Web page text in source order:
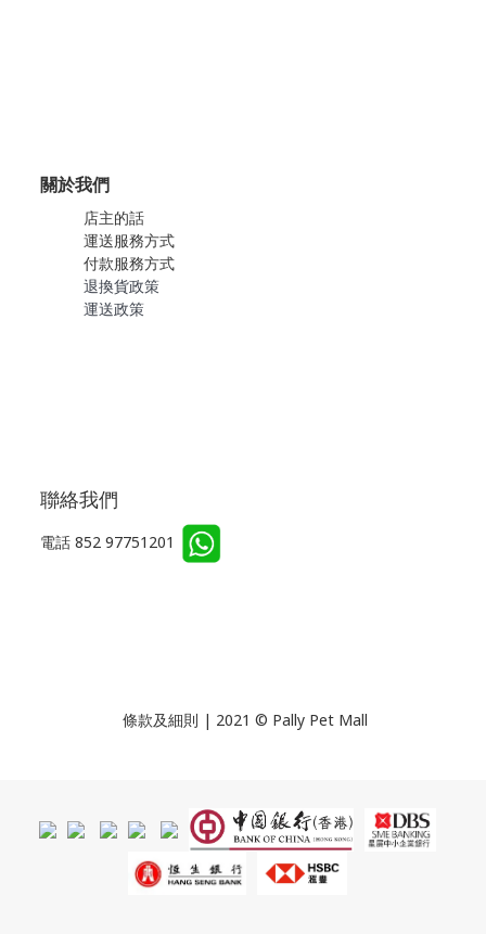
關於我們
店主的話
運送服務方式
付款服務方式
退換貨政策
運送政策
聯絡我們
電話 852 97751201
條款及細則 | 2021 © Pally Pet Mall